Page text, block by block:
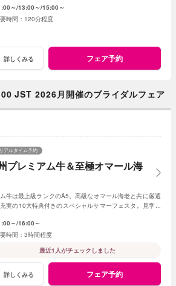
～ 13:00～ 15:00～
120分程度
詳しくみる フェア予約
JST 2026月開催のブライダルフェア
プレミアム牛＆至極オマール海
リアルタイム予約
牛は最上級ランクのA5。高級なオマール海老と共に厳選
実の10大特典付きのスペシャルサマーフェスタ。見学＆
～ 16:00～
3時間程度
最近1人がチェックしました
詳しくみる フェア予約